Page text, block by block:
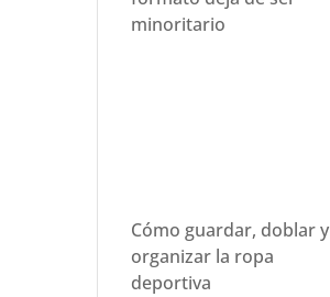
minoritario
Cómo guardar, doblar y
organizar la ropa
deportiva